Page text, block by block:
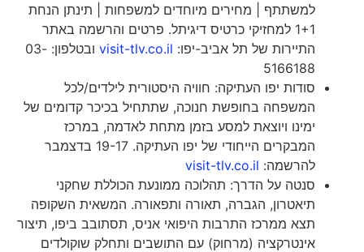
למשתתף | מחירים מיוחדים למשפחות | תינתן הנחת
1+1 למחזיקי כרטיס דיגיתל. פרטים והרשמה באתר
התיירות של תל אביב-יפו:visit-tlv.co.il
ובטלפון: 03-
5166188
סודות יפו העתיקה: חוויה היסטורית לילדים/לכל
המשפחה בחופשת חנוכה, שתתחיל בכיכר קדומים של
ימינו ויוצאת למסע בזמן מתחת לאדמה, במרכז
המבקרים הייחודי של יפו העתיקה. 19-17 בדצמבר
להרשמה:visit-tlv.co.il
סנטה על הדרך: תהלוכה ממונעת הכוללת שחקני
תיאטרון, הגברה, תאורה ותפאורה. המשאית השקופה
תצא ממרכז התרבות היפואי אניס, תסתובב ביפו, תיצור
אינטרקציה (מרחוק) עם התושבים ותחלק שוקולדים